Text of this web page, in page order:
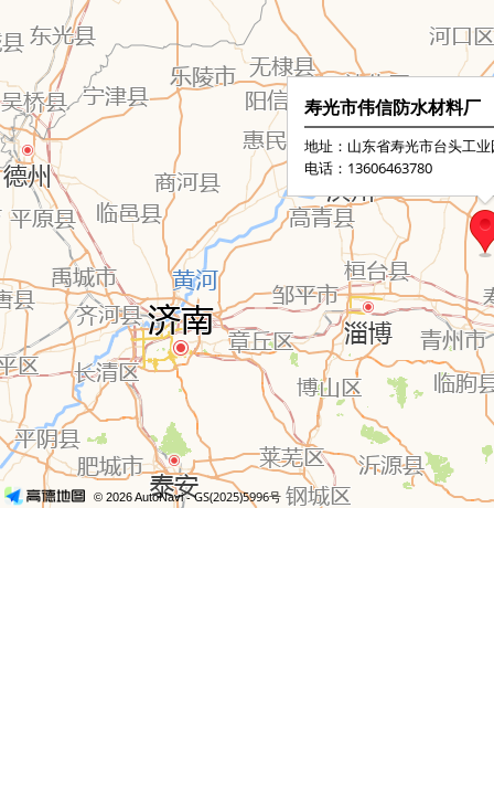
寿光市伟信防水材料厂
地址：山东省寿光市台头工业
电话：13606463780
© 2026 AutoNavi- GS(2025)5996号